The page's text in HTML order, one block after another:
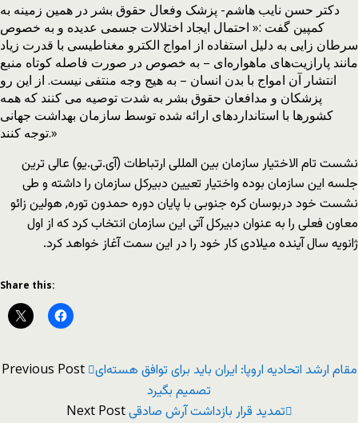
دکتر حسن نایب هاشم- پزشک وفعال حقوق بشر در همین زمینه به
کمپین گفت :« احتمال ایجاد اختلالات جسمی عدیده و به خصوص
سرطان زایی به دلیل استفاده از امواج الکترو مغناطیسی با قدرت زیاد
مانند پارازیت‌های ماهواره‌ای – به خصوص در صورت فاصله کوتاه منبع
انتشار آن امواج با بدن انسان – به هیج وجه منتفی نیست. از این رو
پزشکان و مدافعان حقوق بشر به شدت توصیه می کنند که همه
کشورها با استانداردهای ارائه شده توسط سازمان بهداشت جهانی
توجه کنند.»
نشست تام الاختیار سازمان بین المللی ارتباطات (آی.تی.یو) عالی ترین
جلسه این سازمان بوده واختیار تعیین دبیرکل سازمان را داشته و طی
نشست خود دربوسان کره جنوبی با پایان دوره حمدون توره, هولین زائو
معاون فعلی را به عنوان دبیرکل آتی این سازمان انتخاب کرد که از اول
ژانویه سال آینده میلادی کار خود را در این سمت آغاز خواهد کرد.
Share this:
Previous Post مقام ارشد اتحادیه اروپا: ایران باید برای توافق هسته‌ای
تصمیم بگیرد
Next Postتمدید قرار بازداشت آرش صادقی